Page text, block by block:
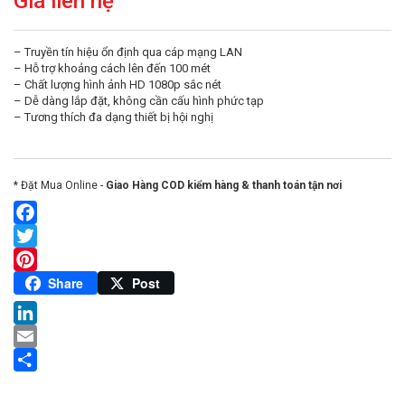
– Truyền tín hiệu ổn định qua cáp mạng LAN
– Hỗ trợ khoảng cách lên đến 100 mét
– Chất lượng hình ảnh HD 1080p sắc nét
– Dễ dàng lắp đặt, không cần cấu hình phức tạp
– Tương thích đa dạng thiết bị hội nghị
* Đặt Mua Online - Giao Hàng COD kiểm hàng & thanh toán tận nơi
Facebook
Twitter
Pinterest
Share Post
LinkedIn
Email